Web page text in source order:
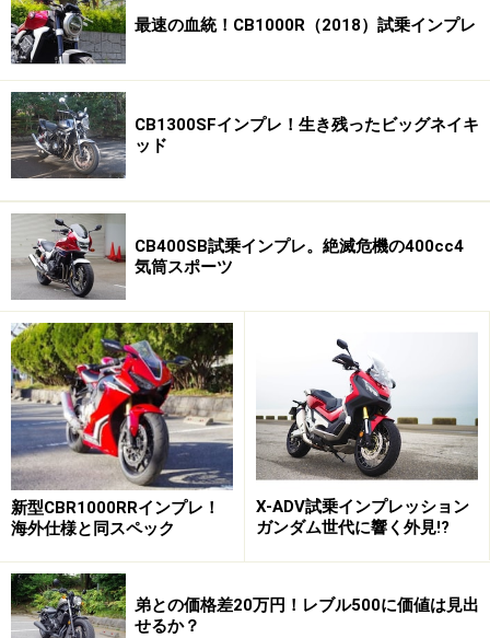
最速の血統！CB1000R（2018）試乗インプレ
CB1300SFインプレ！生き残ったビッグネイキ
ッド
CB400SB試乗インプレ。絶滅危機の400cc4
気筒スポーツ
新型CBR1000RRインプレ！
海外仕様と同スペック
X-ADV試乗インプレッション
ガンダム世代に響く外見!?
弟との価格差20万円！レブル500に価値は見出
せるか？